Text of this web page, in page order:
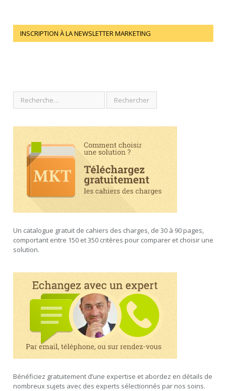
INSCRIPTION À LA NEWSLETTER MARKETING
Un catalogue gratuit de cahiers des charges, de 30 à 90 pages,
comportant entre 150 et 350 critères pour comparer et choisir une
solution.
Bénéficiez gratuitement d’une expertise et abordez en détails de
nombreux sujets avec des experts sélectionnés par nos soins.